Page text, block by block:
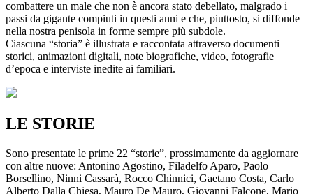
combattere un male che non è ancora stato debellato, malgrado i
passi da gigante compiuti in questi anni e che, piuttosto, si diffonde
nella nostra penisola in forme sempre più subdole.
Ciascuna “storia” è illustrata e raccontata attraverso documenti
storici, animazioni digitali, note biografiche, video, fotografie
d’epoca e interviste inedite ai familiari.
LE STORIE
Sono presentate le prime 22 “storie”, prossimamente da aggiornare
con altre nuove: Antonino Agostino, Filadelfo Aparo, Paolo
Borsellino, Ninni Cassarà, Rocco Chinnici, Gaetano Costa, Carlo
Alberto Dalla Chiesa, Mauro De Mauro, Giovanni Falcone, Mario